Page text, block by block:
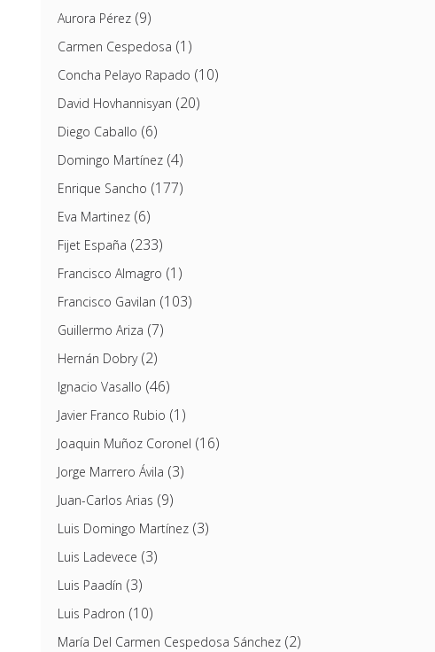
Aurora Pérez(9)
Carmen Cespedosa (1)
Concha Pelayo Rapado (10)
David Hovhannisyan (20)
Diego Caballo (6)
Domingo Martínez(4)
Enrique Sancho (177)
Eva Martinez(6)
Fijet España (233)
Francisco Almagro (1)
Francisco Gavilan (103)
Guillermo Ariza (7)
Hernán Dobry(2)
Ignacio Vasallo (46)
Javier Franco Rubio (1)
Joaquin Muñoz Coronel (16)
Jorge Marrero Ávila (3)
Juan-Carlos Arias (9)
Luis Domingo Martínez(3)
Luis Ladevece (3)
Luis Paadín (3)
Luis Padron (10)
María Del Carmen Cespedosa Sánchez(2)